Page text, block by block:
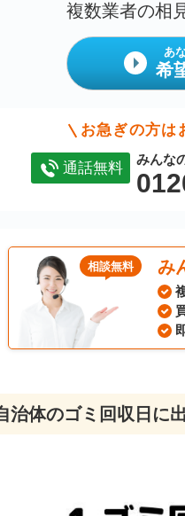
複数業者の相
あ
希
お急ぎの方は
通話無料 みんな
み
相談無料
治体のゴミ回収日 に